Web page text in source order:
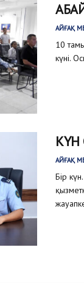
АЙҒАҚ
10
күні.
КҮН
АЙҒАҚ
Бір